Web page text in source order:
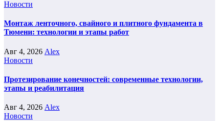
Новости
Монтаж ленточного, свайного и плитного фундамента в
Тюмени: технологии и этапы работ
Авг 4, 2026 Alex
Новости
Протезирование конечностей: современные технологии,
этапы и реабилитация
Авг 4, 2026 Alex
Новости